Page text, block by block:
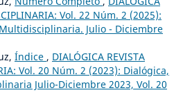
Vol. 22 Núm. 2 (2025):
Julio - Diciembre
Índice , DIALÓGICA REVISTA
Vol. 20 Núm. 2 (2023): Dialógica,
Julio-Diciembre 2023, Vol. 20